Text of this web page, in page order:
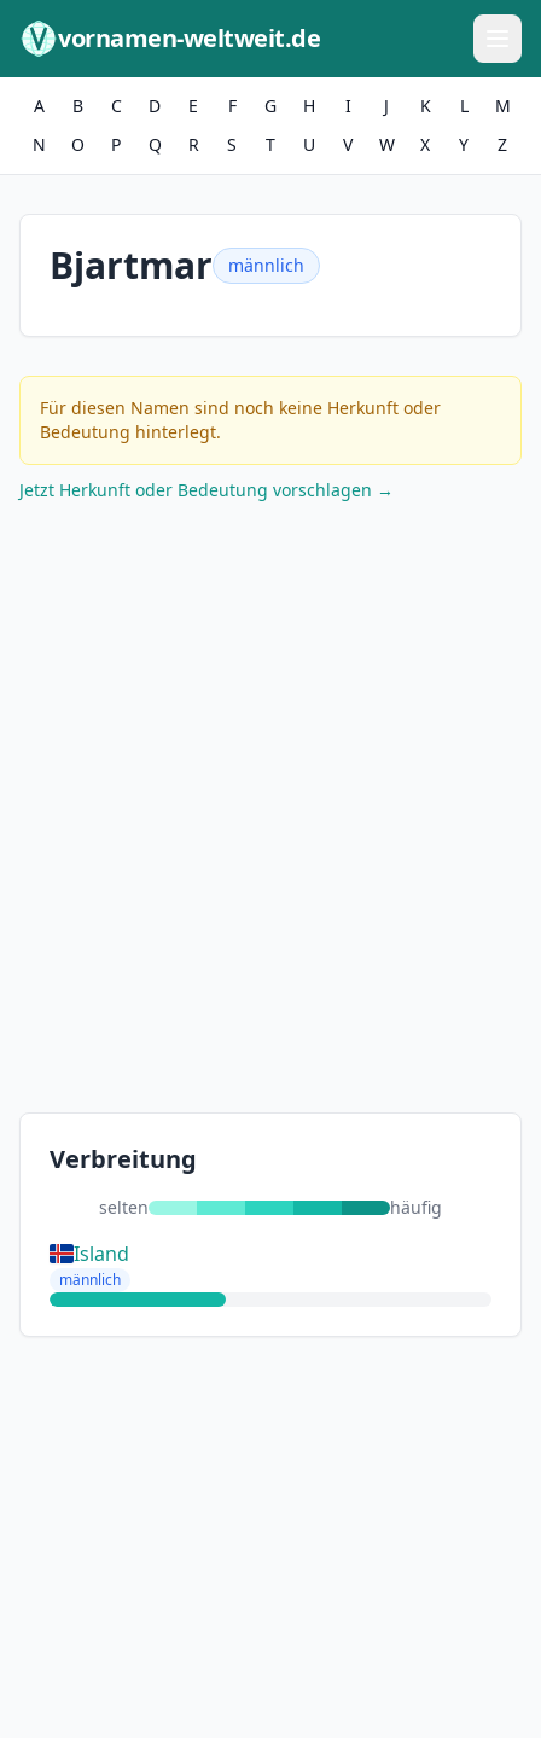
vornamen-weltweit.de
A B C D E F G H I J K L
M
N
O P Q R S T U V W X Y Z
Bjartmar männlich
Für diesen Namen sind noch keine Herkunft oder
Bedeutung hinterlegt.
Jetzt Herkunft oder Bedeutung vorschlagen →
Verbreitung
selten häufig
Island
männlich